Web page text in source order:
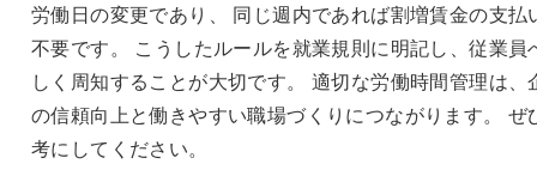
労働日の変更であり、 同じ週内であれば割増賃金の支払
不要です。 こうしたルールを就業規則に明記し、従業員
しく周知することが大切です。 適切な労働時間管理は、
の信頼向上と働きやすい職場づくりにつながります。 ぜ
考にしてください。